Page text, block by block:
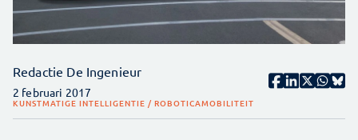
Redactie De Ingenieur
2 februari 2017
KUNSTMATIGE INTELLIGENTIE / ROBOTICAMOBILITEIT